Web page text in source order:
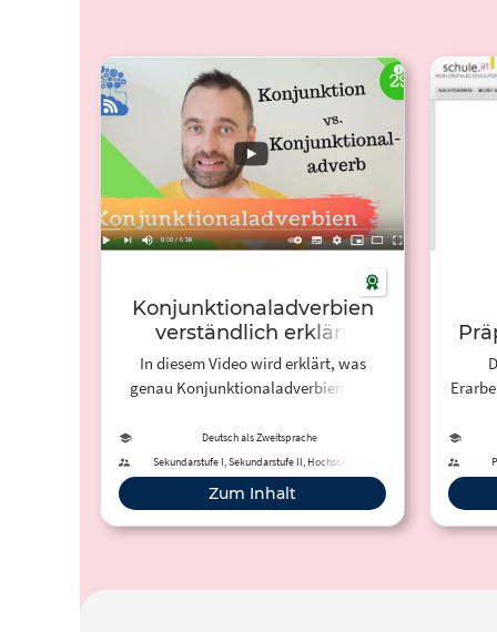
Konjunktionaladverbien
verständlich erklärt
In diesem Video wird erklärt, was
genau Konjunktionaladverbien sind
unterscheidet.
Deutsch als Zweitsprache
Sekundarstufe I, Sekundarstufe II, Hochschule,
Erwachsenenbildung
Zum Inhalt